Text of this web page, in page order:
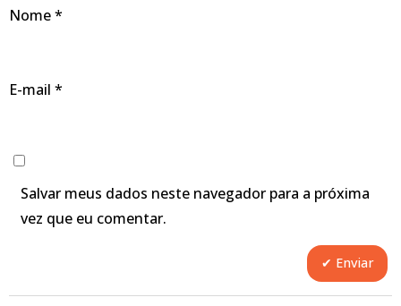
Nome*
E-mail *
Salvar meus dados neste navegador para a próxima
vez que eu comentar.